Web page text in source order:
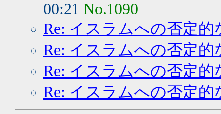
00:21 No.1090
Re: イスラムへの否定的
Re: イスラムへの否定的
Re: イスラムへの否定的
Re: イスラムへの否定的